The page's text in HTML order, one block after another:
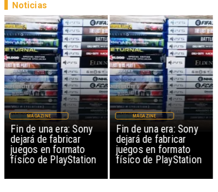
Fin de una era: Sony
dejará de fabricar
juegos en formato
físico de PlayStation
MAGAZINE
Fin de una era: Sony
dejará de fabricar
juegos en formato
físico de PlayStation
MAGAZINE
Noticias